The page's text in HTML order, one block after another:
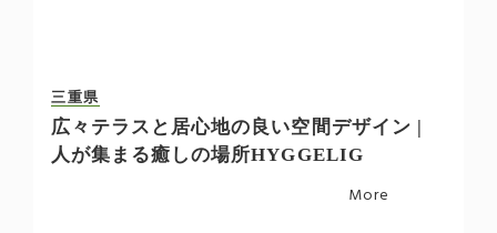
三重県
広々テラスと居心地の良い空間デザイン |
人が集まる癒しの場所HYGGELIG
More